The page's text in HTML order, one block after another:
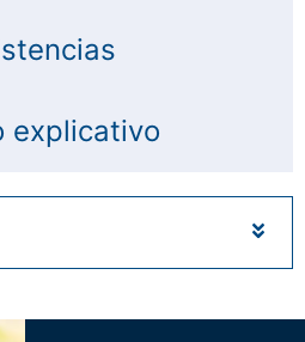
explicativo